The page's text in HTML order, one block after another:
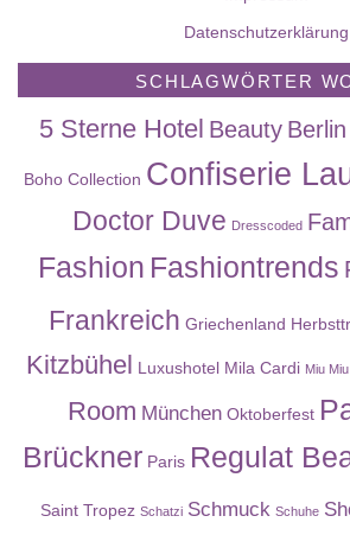
Datenschutzerklärung
SCHLAGWÖRTER
5 Sterne Hotel Beauty Berlin
Boho Collection Confiserie
Doctor Duve Dresscoded
Fashion Fashiontrends
Frankreich Griechenland
Kitzbühel Luxushotel Mila Cardi Miu Miu
Room München Oktoberfest
Brückner Paris Regulat
Saint Tropez Schatzi Schmuck Schuhe